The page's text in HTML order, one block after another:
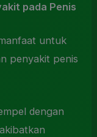
pada Penis
untuk
penyakit penis
dengan